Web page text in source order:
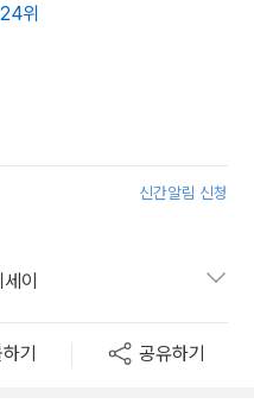
위
신간알림 신청
이
기 공유하기